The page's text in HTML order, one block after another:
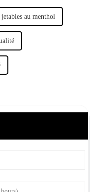
au menthol